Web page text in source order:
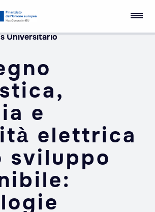
for
Universitario
e
elettrica
sviluppo